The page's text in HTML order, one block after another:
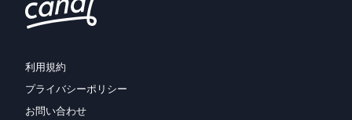
利用規約
プライバシーポリシー
お問い合わせ